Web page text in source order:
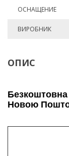
ОСНАЩЕНИЕ
ВИРОБНИК
ОПИС
Безкоштовна
Новою